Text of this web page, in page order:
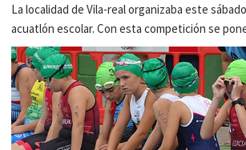
La localidad de Vila-real organizaba este
acuatlón escolar. Con esta competición se